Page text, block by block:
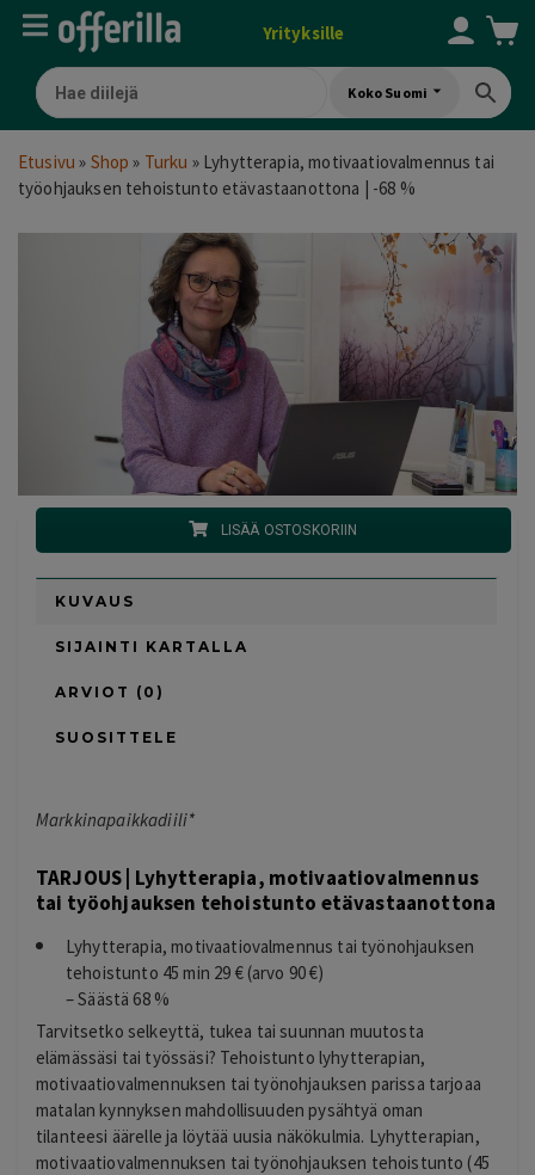
Yrityksille
Koko Suomi
Etusivu » Shop » Turku » Lyhytterapia, motivaatiovalmennus tai
työohjauksen tehoistunto etävastaanottona | -68 %
LISÄÄ OSTOSKORIIN
KUVAUS
SIJAINTI KARTALLA
ARVIOT (0)
SUOSITTELE
Markkinapaikkadiili*
TARJOUS | Lyhytterapia, motivaatiovalmennus
tai työohjauksen tehoistunto etävastaanottona
Lyhytterapia, motivaatiovalmennus tai työnohjauksen
tehoistunto 45 min 29 € (arvo 90 €)
– Säästä 68 %
Tarvitsetko selkeyttä, tukea tai suunnan muutosta
elämässäsi tai työssäsi? Tehoistunto lyhytterapian,
motivaatiovalmennuksen tai työnohjauksen parissa tarjoaa
matalan kynnyksen mahdollisuuden pysähtyä oman
tilanteesi äärelle ja löytää uusia näkökulmia. Lyhytterapian,
motivaatiovalmennuksen tai työnohjauksen tehoistunto (45